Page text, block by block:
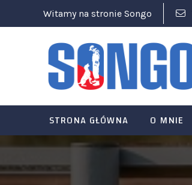
Witamy na stronie Songo
STRONA GŁÓWNA O MNIE